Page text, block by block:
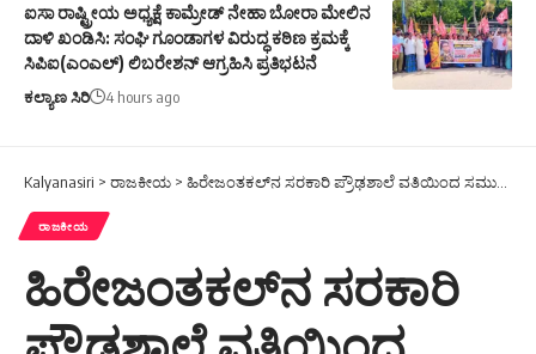
ಐಸಾ ರಾಷ್ಟ್ರೀಯ ಅಧ್ಯಕ್ಷೆ ಕಾಮ್ರೇಡ್ ನೇಹಾ ಬೋರಾ ಮೇಲಿನ
ದಾಳಿ ಖಂಡಿಸಿ: ಸಂಘಿ ಗೂಂಡಾಗಳ ವಿರುದ್ಧ ಕಠಿಣ ಕ್ರಮಕ್ಕೆ
ಸಿಪಿಐ(ಎಂಎಲ್) ಲಿಬರೇಶನ್ ಆಗ್ರಹಿಸಿ ಪ್ರತಿಭಟನೆ
ಕಲ್ಯಾಣ ಸಿರಿ 4 hours ago
Kalyanasiri > ರಾಜಕೀಯ > ಹಿರೇಜಂತಕಲ್‌ನ ಸರಕಾರಿ ಪ್ರೌಢಶಾಲೆ ವತಿಯಿಂದ ಸಮುದಾಯ ಜಾಗೃತಿ ಕಾರ್ಯಕ್ರಮ
ರಾಜಕೀಯ
ಹಿರೇಜಂತಕಲ್‌ನ ಸರಕಾರಿ